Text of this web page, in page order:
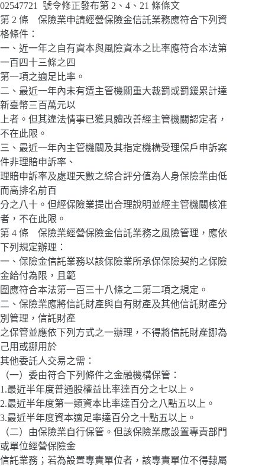
02547721 號令修正發布第 2、4、21 條條文
第 2 條 保險業申請經營保險金信託業務應符合下列資
格條件：
一、近一年之自有資本與風險資本之比率應符合本法第
一百四十三條之四
第一項之適足比率。
二、最近一年內未有遭主管機關重大裁罰或罰鍰累計達
新臺幣三百萬元以
上者。但其違法情事已獲具體改善經主管機關認定者，
不在此限。
三、最近一年內主管機關及其指定機構受理保戶申訴案
件非理賠申訴率、
理賠申訴率及處理天數之綜合評分值為人身保險業由低
而高排名前百
分之八十。但經保險業提出合理說明並經主管機關核准
者，不在此限。
第 4 條 保險業經營保險金信託業務之風險管理，應依
下列規定辦理：
一、保險金信託業務以該保險業所承保保險契約之保險
金給付為限，且範
圍應符合本法第一百三十八條之二第二項之規定。
二、保險業應將信託財產與自有財產及其他信託財產分
別管理，信託財產
之保管並應依下列方式之一辦理，不得將信託財產挪為
己用或挪用於
其他委託人交易之需：
（一）委由符合下列條件之金融機構保管：
1.最近半年度普通股權益比率達百分之七以上。
2.最近半年度第一類資本比率達百分之八點五以上。
3.最近半年度資本適足率達百分之十點五以上。
（二）由保險業自行保管。但該保險業應設置專責部門
或單位經營保險金
信託業務；若為設置專責單位者，該專責單位不得隸屬